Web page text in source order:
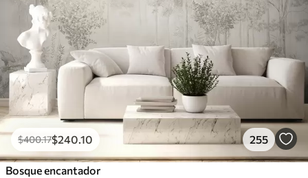
$400.17$240.10 255
Bosque encantador